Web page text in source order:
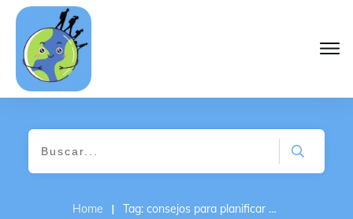
Home I Tag: consejos para planificar un viaje